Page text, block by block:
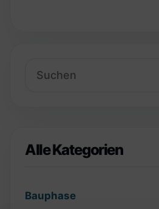
Alle Kategorien
Bauphase